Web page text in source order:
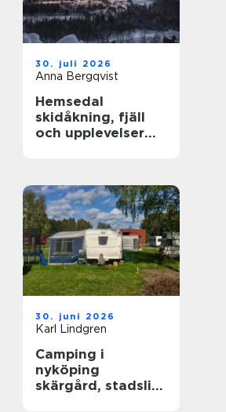
30. juli 2026
Anna Bergqvist
Hemsedal
skidåkning, fjäll
och upplevelser
30. juni 2026
Karl Lindgren
Camping i
nyköping
skärgård, stadsliv